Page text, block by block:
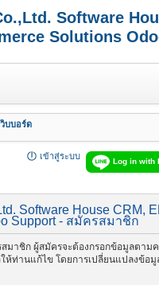
Software
Solutions
บบอร์ด
Log in with
เข้าสู่ระบบ
Software House CRM,
Support - สมัครสมาชิก
มาชิก ผู้สมัครจะต้องกรอกข้อมูลตาม
ห้ท่านแก้ไข โดยการเปลี่ยนแปลงข้อ